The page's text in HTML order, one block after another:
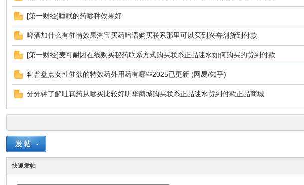
[第一财经]睡眠的药哪种效果好
啤酒加什么有催情效果淘宝买药暗语购买联系那里可以买到兴奋剂货到付款
[第一财经]麦可耐因在线购买秘药联系方式购买联系正品迷水如何购买的货到付款
科普盘点女性催欲的特效药外用药有哪些2025已更新 (网易/知乎)
分分钟了解吐真药从哪买比较好听华商城购买联系正品迷水货到付款正品商城
快速发帖